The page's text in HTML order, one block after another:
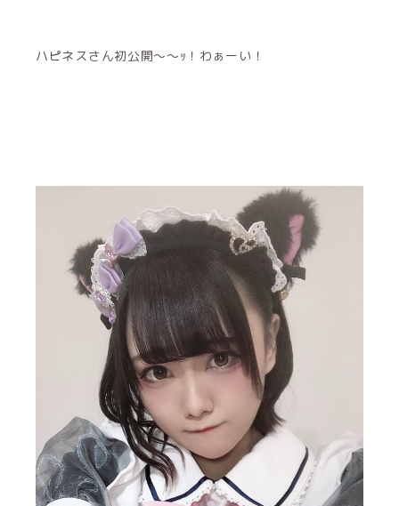
ハピネスさん初公開〜〜ｯ！わぁーい！